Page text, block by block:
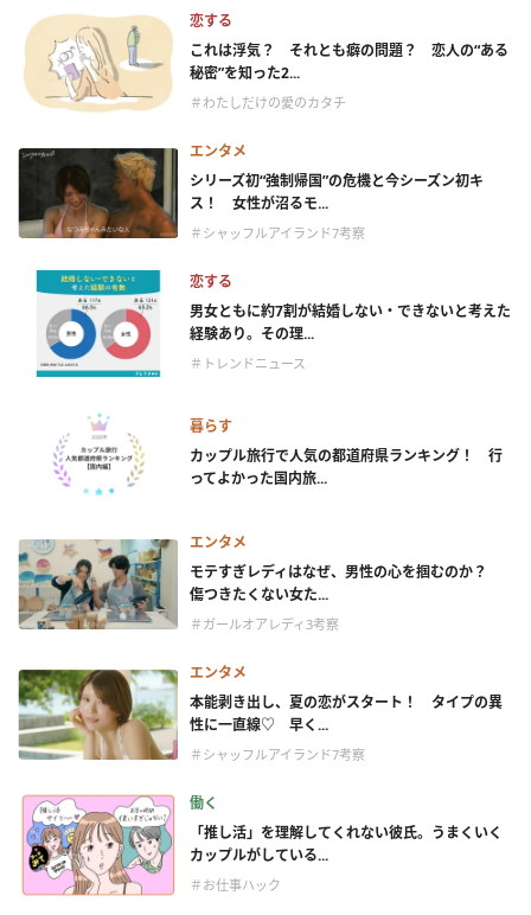
恋する
これは浮気？ それとも癖の問題？ 恋人の“ある
秘密”を知った2...
＃わたしだけの愛のカタチ
エンタメ
シリーズ初“強制帰国”の危機と今シーズン初キ
ス！ 女性が沼るモ...
＃シャッフルアイランド7考察
恋する
男女ともに約7割が結婚しない・できないと考えた
経験あり。その理...
＃トレンドニュース
暮らす
カップル旅行で人気の都道府県ランキング！ 行
ってよかった国内旅...
エンタメ
モテすぎレディはなぜ、男性の心を掴むのか？
傷つきたくない女た...
＃ガールオアレディ3考察
エンタメ
本能剥き出し、夏の恋がスタート！ タイプの異
性に一直線♡ 早く...
＃シャッフルアイランド7考察
働く
「推し活」を理解してくれない彼氏。うまくいく
カップルがしている...
＃お仕事ハック